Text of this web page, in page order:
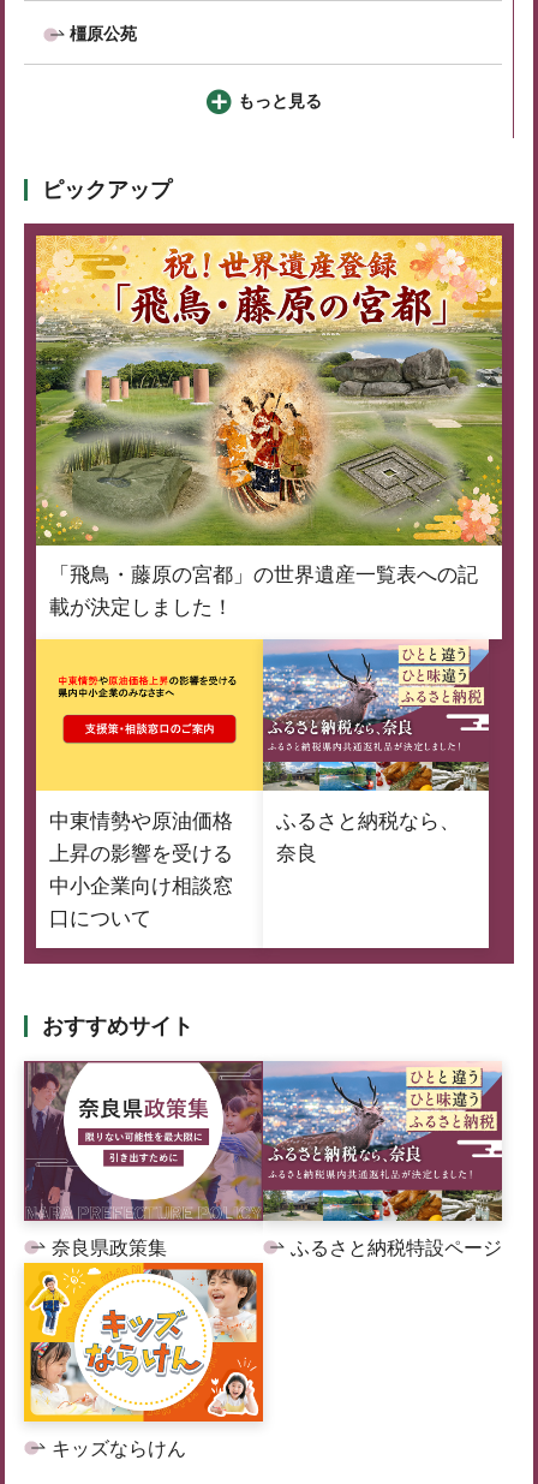
橿原公苑
もっと見る
ピックアップ
「飛鳥・藤原の宮都」の世界遺産一覧表への記
載が決定しました！
中東情勢や原油価格
上昇の影響を受ける
中小企業向け相談窓
口について
ふるさと納税なら、
奈良
おすすめサイト
奈良県政策集 ふるさと納税特設ページ
キッズならけん